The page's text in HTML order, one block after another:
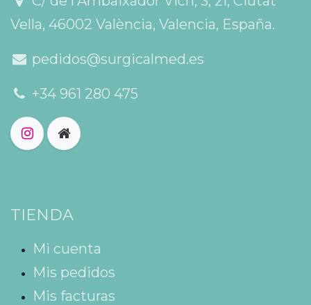
Vella, 46002 València, Valencia, España.
pedidos@surgicalmed.es
+34 961 280 475
TIENDA
Mi cuenta
Mis pedidos
Mis facturas